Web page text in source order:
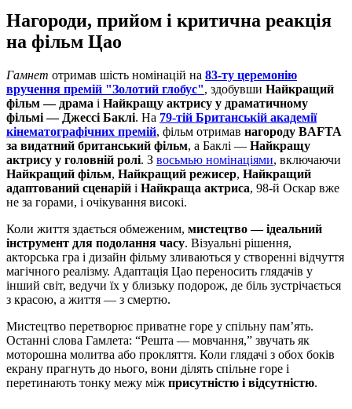
Нагороди, прийом і критична реакція
на фільм Цао
Гамнет отримав шість номінацій на 83-ту церемонію
вручення премій "Золотий глобус", здобувши Найкращий
фільм — драма і Найкращу актрису у драматичному
фільмі — Джессі Баклі. На 79-тій Британській академії
кінематографічних премій, фільм отримав нагороду BAFTA
за видатний британський фільм, а Баклі — Найкращу
актрису у головній ролі. З восьмью номінаціями, включаючи
Найкращий фільм, Найкращий режисер, Найкращий
адаптований сценарій і Найкраща актриса, 98-й Оскар вже
не за горами, і очікування високі.
Коли життя здається обмеженим, мистецтво — ідеальний
інструмент для подолання часу. Візуальні рішення,
акторська гра і дизайн фільму зливаються у створенні відчуття
магічного реалізму. Адаптація Цао переносить глядачів у
інший світ, ведучи їх у близьку подорож, де біль зустрічається
з красою, а життя — з смертю.
Мистецтво перетворює приватне горе у спільну пам’ять.
Останні слова Гамлета: “Решта — мовчання,” звучать як
моторошна молитва або прокляття. Коли глядачі з обох боків
екрану прагнуть до нього, вони ділять спільне горе і
перетинають тонку межу між присутністю і відсутністю.